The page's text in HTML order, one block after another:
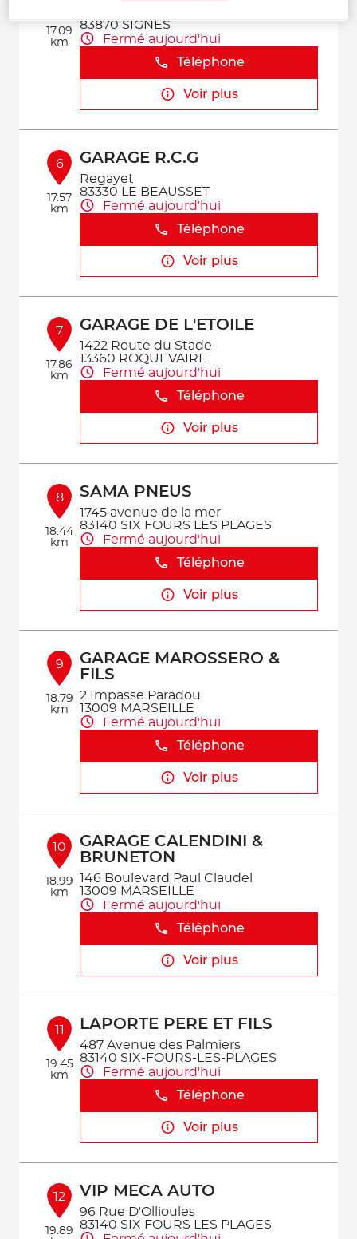
17.09
km
83870 SIGNES
Fermé aujourd'hui
Téléphone
Voir plus
6
17.57
km
GARAGE R.C.G
Regayet
83330 LE BEAUSSET
Fermé aujourd'hui
Téléphone
Voir plus
7
17.86
km
GARAGE DE L'ETOILE
1422 Route du Stade
13360 ROQUEVAIRE
Fermé aujourd'hui
Téléphone
Voir plus
8
18.44
km
SAMA PNEUS
1745 avenue de la mer
83140 SIX FOURS LES PLAGES
Fermé aujourd'hui
Téléphone
Voir plus
9
18.79
km
GARAGE MAROSSERO &
FILS
2 Impasse Paradou
13009 MARSEILLE
Fermé aujourd'hui
Téléphone
Voir plus
10
18.99
km
GARAGE CALENDINI &
BRUNETON
146 Boulevard Paul Claudel
13009 MARSEILLE
Fermé aujourd'hui
Téléphone
Voir plus
11
19.45
km
LAPORTE PERE ET FILS
487 Avenue des Palmiers
83140 SIX-FOURS-LES-PLAGES
Fermé aujourd'hui
Téléphone
Voir plus
12
19.89
VIP MECA AUTO
96 Rue D'Ollioules
83140 SIX FOURS LES PLAGES